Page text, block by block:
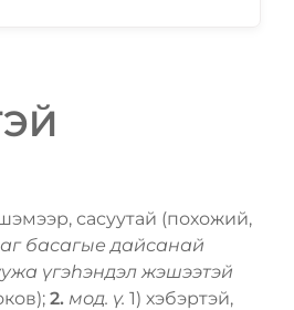
сасуутай (похожий,
басагые дайсанай
үгэһэндэл жэшээтэй
2. мод. ү. 1) хэбэртэй,